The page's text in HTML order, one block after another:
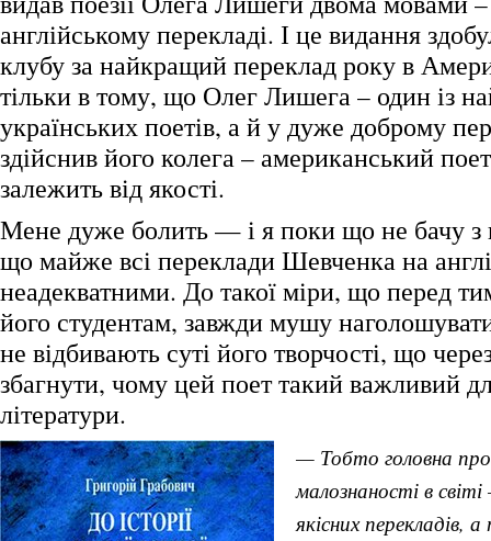
англійському перекладі. І це видання
клубу за найкращий переклад року в
тільки в тому, що Олег Лишега – один із
українських поетів, а й у дуже доброму
здійснив його колега – американський
залежить від якості.
Мене дуже болить — і я поки що не бачу
що майже всі переклади Шевченка на
неадекватними. До такої міри, що перед
його студентам, завжди мушу
не відбивають суті його творчості, що
збагнути, чому цей поет такий важливий
літератури.
— Тобто головна
малознаності в
якісних перекладів,